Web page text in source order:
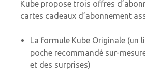
Kube propose trois offres
cartes cadeaux d’abonnement
La formule Kube Originale (un
poche recommandé sur-
et des surprises)